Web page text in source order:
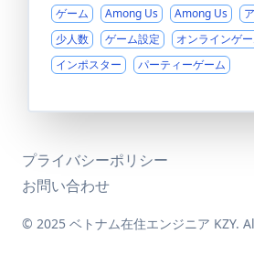
ゲーム Among Us Among Us
少人数
ゲーム設定 オンラインゲ
インポスター
パーティーゲーム
プライバシーポリシー
お問い合わせ
© 2025 ベトナム在住エンジニア KZY.